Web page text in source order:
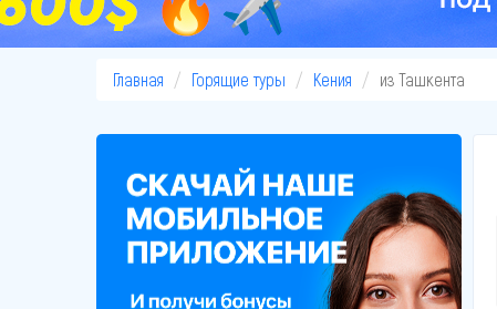
Главная Горящие туры Кения из Ташкента